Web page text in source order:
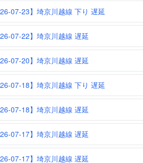
07-23】埼京川越線 下り 遅延
07-22】埼京川越線 遅延
07-20】埼京川越線 遅延
07-18】埼京川越線 下り 遅延
07-18】埼京川越線 遅延
07-17】埼京川越線 遅延
07-17】埼京川越線 遅延